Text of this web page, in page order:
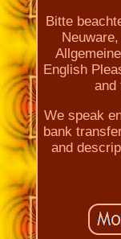
Bitte
English
and
We speak
bank
and